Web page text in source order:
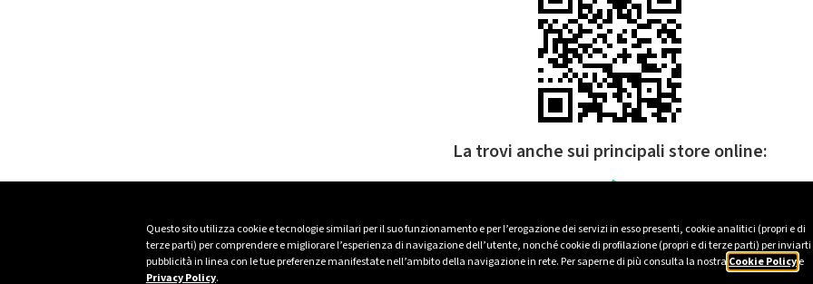
Questo sito utilizza cookie e tecnologie similari per il suo funzionamento e per l’erogazione dei servizi in esso presenti, cookie analitici (propri e di
terze parti) per comprendere e migliorare l’esperienza di navigazione dell’utente, nonché cookie di profilazione (propri e di terze parti) per inviarti
pubblicità in linea con le tue preferenze manifestate nell’ambito della navigazione in rete. Per saperne di più consulta la nostra Cookie Policye
Privacy Policy.
La trovi anche sui principali store online: